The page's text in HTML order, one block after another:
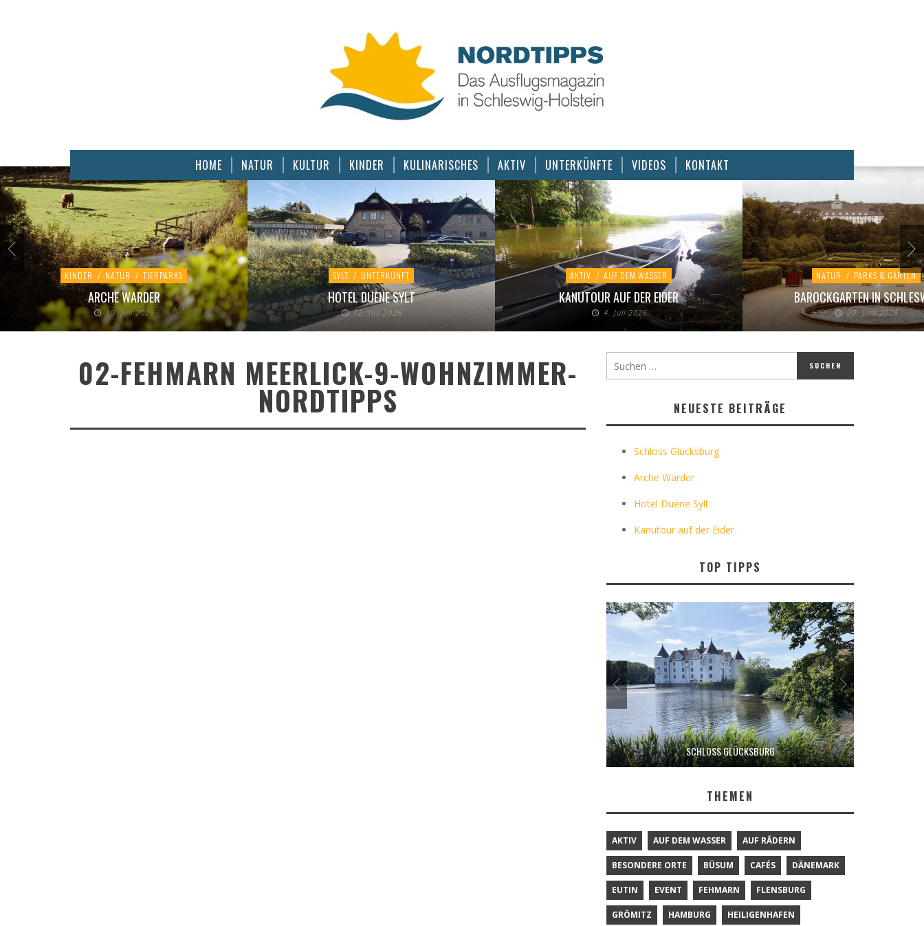
HOME NATUR KULTUR KINDER KULINARISCHES AKTIV UNTERKÜNFTE VIDEOS KONTAKT
KINDER / NATUR / TIERPARKS
ARCHE WARDER
19. Juli 2026
SYLT / UNTERKUNFT
HOTEL DUENE SYLT
12. Juli 2026
AKTIV / AUF DEM WASSER
KANUTOUR AUF DER EIDER
4. Juli 2026
NATUR / PARKS & GÄRTEN
BAROCKGARTEN IN
20. Juni 2026
02-FEHMARN MEERLICK-9-WOHNZIMMER-
NORDTIPPS NEUESTE BEITRÄGE
Schloss Glücksburg
Arche Warder
Hotel Duene Sylt
Kanutour auf der Eider
TOP TIPPS
SCHLOSS GLÜCKSBURG
THEMEN
AKTIV AUF DEM WASSER AUF RÄDERN
BESONDERE ORTE BÜSUM CAFÉS DÄNEMARK
EUTIN EVENT FEHMARN FLENSBURG
GRÖMITZ HAMBURG HEILIGENHAFEN